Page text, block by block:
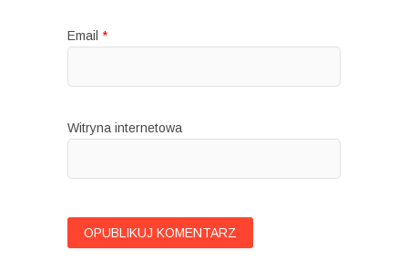
Email *
Witryna internetowa